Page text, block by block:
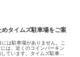
タイムズ駐車場をご案
は駐車場がありません。こ
は、近くのコインパーキン
ています。タイムズ駐車場